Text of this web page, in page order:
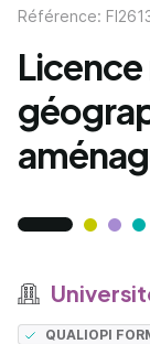
Référence:
QUALIOPI